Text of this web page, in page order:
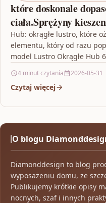
które doskonale
ciała.Sprężyny
jest ich ponad 510
doskonałą
materaca pozwala na
regulowanym
jedna strona
użytkową.Materac
uczulenia
Hub: okrągłe lustro, które
elementu, który od razu
model Lustro Okrągłe Hub
4 minut czytania 2026-05-31
Czytaj więcej
O blogu
Diamonddesign to blog
wyposażeniu domu, ze
Publikujemy krótkie opisy
nocnych, szaf i innych